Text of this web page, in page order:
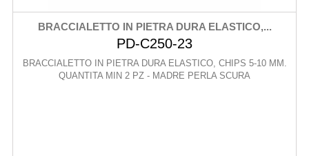
BRACCIALETTO IN PIETRA DURA ELASTICO,...
PD-C250-23
BRACCIALETTO IN PIETRA DURA ELASTICO, CHIPS 5-10 MM.
QUANTITA MIN 2 PZ - MADRE PERLA SCURA